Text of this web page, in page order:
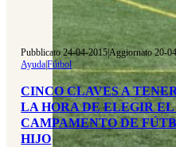
Pubblicato 24-04-2015|Aggiornato 20-
Ayuda|Fútbol
CINCO CLAVES A
LA HORA DE ELEGIR
CAMPAMENTO DE
HIJO